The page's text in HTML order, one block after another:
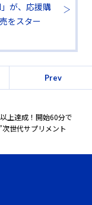
が、応援購
をスター
Prev
上達成！開始60分で
世代サプリメント